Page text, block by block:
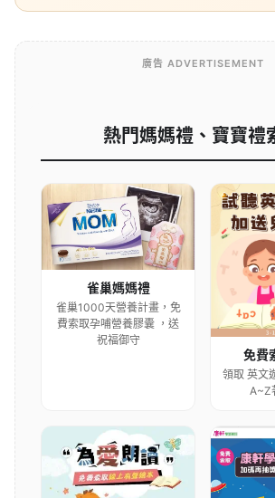
廣告 ADVERTISEMENT
熱門媽媽禮、寶寶禮
雀巢媽媽禮
雀巢1000天營養計畫，免
費索取孕哺營養膠囊 ，送
祝福御守
免費
領取 英文
A~Z